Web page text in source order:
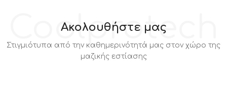
Coolprotech
Ακολουθήστε μας
Στιγμιότυπα από την καθημερινότητά μας στον χώρο της
μαζικής εστίασης